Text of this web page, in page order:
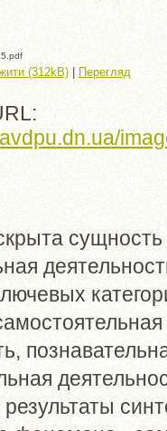
(312kB) | Перегляд